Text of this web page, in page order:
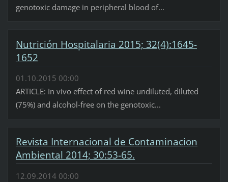
genotoxic damage in peripheral blood of...
Nutrición Hospitalaria 2015; 32(4):1645-
1652
01.10.2015 00:00
ARTICLE: In vivo effect of red wine undiluted, diluted
(75%) and alcohol-free on the genotoxic...
Revista Internacional de Contaminacion
Ambiental 2014; 30:53-65.
12.09.2014 00:00